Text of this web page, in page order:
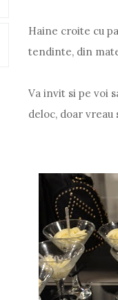
Haine croite cu
tendinte, din
Va invit si pe voi
deloc, doar